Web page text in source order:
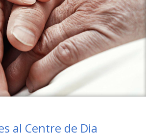
al Centre de Dia